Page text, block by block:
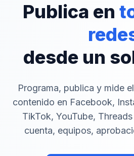
Publica en
desde un
Programa, publica y mide
contenido en Facebook,
TikTok, YouTube,
cuenta, equipos,